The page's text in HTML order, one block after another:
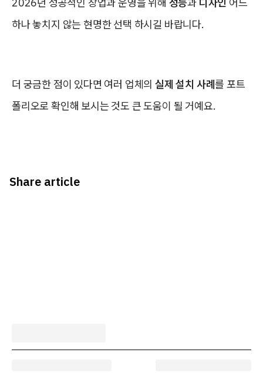
하나 놓치지 않는 현명한 선택 하시길 바랍니다.
더 궁금한 점이 있다면 여러 업체의실제 설치 사례를 포트
폴리오로 확인해 보시는 것도 큰 도움이 될 거예요.
Share article